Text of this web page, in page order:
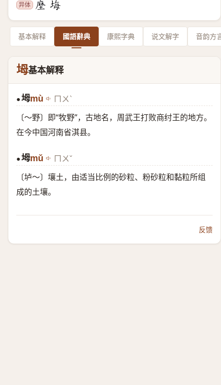
异体
基本解释 國語辭典 康熙字典 说文解字 音韵方
坶基本解释
●坶mù ㄇㄨˋ
〔～野〕即“牧野”，古地名，周武王打败商纣王的地方。
在今中国河南省淇县。
●坶mǔ ㄇㄨˇ
〔垆～〕壤土，由适当比例的砂粒、粉砂粒和黏粒所组
成的土壤。
反馈